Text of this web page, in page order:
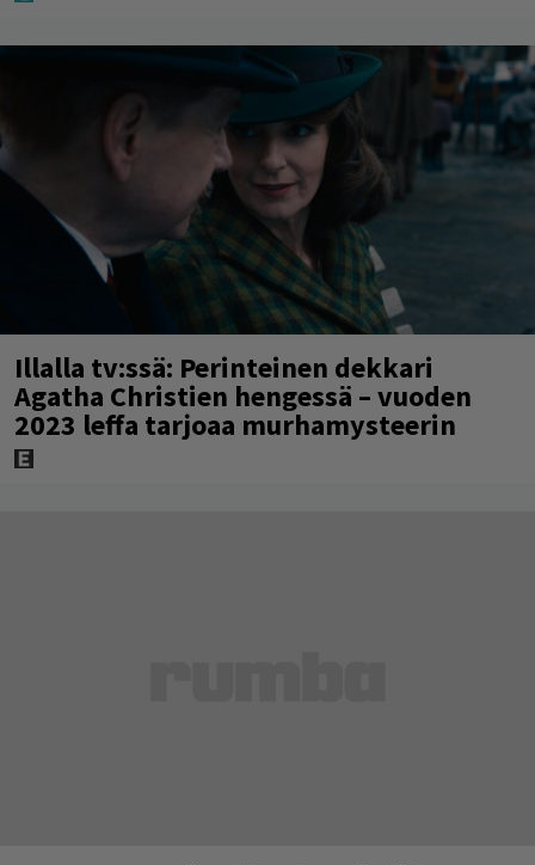
Illalla tv:ssä: Perinteinen dekkari
Agatha Christien hengessä – vuoden
2023 leffa tarjoaa murhamysteerin